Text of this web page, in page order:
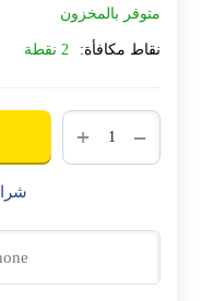
متوفر بالمخزون
نقاط مكافأة: 2 نقطة
+ −